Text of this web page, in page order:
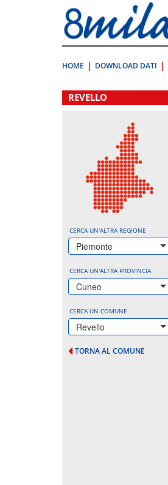
direttamente
a:
Contenuto
HOME DOWNLOAD DATI
.
REVELLO
CERCA UN'ALTRA REGIONE
Piemonte
CERCA UN'ALTRA PROVINCIA
Cuneo
CERCA UN COMUNE
Revello
TORNA AL COMUNE